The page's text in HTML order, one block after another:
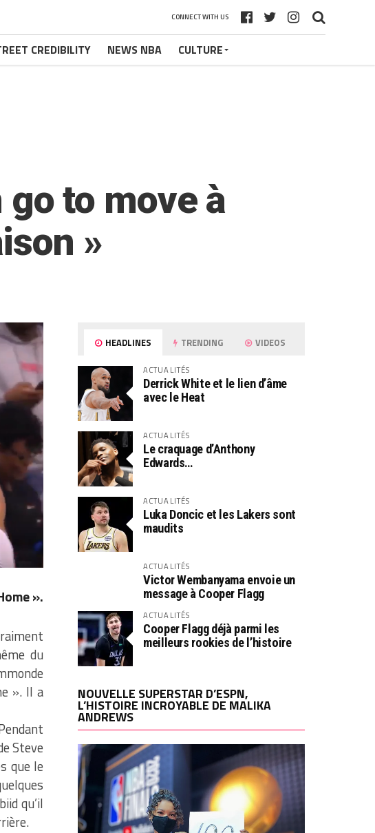
CONNECT WITH US
CREDIBILITY NEWS NBA CULTURE
to move à
»
».
du
». Il a
Steve
que le
qu’il
HEADLINES TRENDING VIDEOS
ACTUALITÉS
Derrick White et le lien d’âme
avec le Heat
ACTUALITÉS
Le craquage d’Anthony
Edwards…
ACTUALITÉS
Luka Doncic et les Lakers sont
maudits
ACTUALITÉS
Victor Wembanyama envoie un
message à Cooper Flagg
ACTUALITÉS
Cooper Flagg déjà parmi les
meilleurs rookies de l’histoire
NOUVELLE SUPERSTAR D’ESPN,
L’HISTOIRE INCROYABLE DE MALIKA
ANDREWS